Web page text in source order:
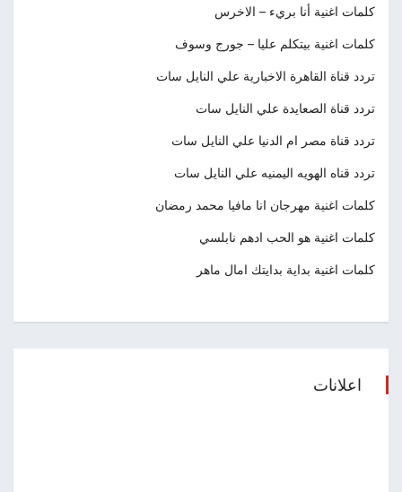
كلمات اغنية أنا بريء – الاخرس
كلمات اغنية بيتكلم عليا – جورج وسوف
تردد قناة القاهرة الاخبارية علي النايل سات
تردد قناة الصعايدة علي النايل سات
تردد قناة مصر ام الدنيا علي النايل سات
تردد قناه الهويه اليمنيه علي النايل سات
كلمات اغنية مهرجان انا مافيا محمد رمضان
كلمات اغنية هو الحب ادهم نابلسي
كلمات اغنية بداية بدايتك امال ماهر
اعلانات